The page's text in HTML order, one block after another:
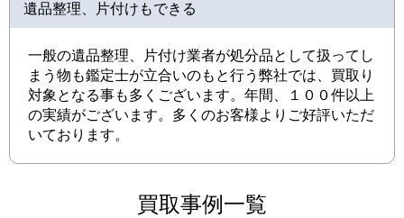
遺品整理、片付けもできる
一般の遺品整理、片付け業者が処分品として扱ってし
まう物も鑑定士が立合いのもと行う弊社では、買取り
対象となる事も多くございます。年間、１００件以上
の実績がございます。多くのお客様よりご好評いただ
いております。
買取事例一覧